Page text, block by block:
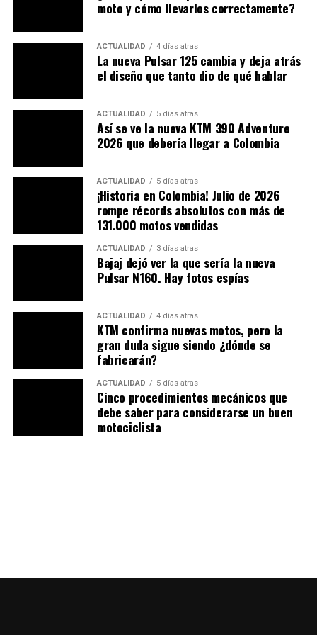
Esta sería las suspensiones de esta
moto
La parte ciclo no desentona. Morbidelli dotó la F352
Horquilla invertida de 41 mm
trasero ajustable) con 5 posiciones de precarga
disco flotante de 300 mm adelante con
pinza de 4 pistonesydisco trasero de 240 mm
ambos con ABSBosch de doble canal
NeumáticosMaxxisde perfil generoso:
110/70‑17 adelantey 150/60‑17 atrás
Además, en el terreno electrónico, la F352 incluye:
Tres modos de conducción:Standard, Sport y
Control de tracción (TCS), que adapta el
comportamiento según el modo seleccionado
TFT de 5 pulgadascon navegación
integrada y conectividad mediante
moto y cómo llevarlos correctamente?
ACTUALIDAD 4 días atras
La nueva Pulsar 125 cambia y deja atrás
el diseño que tanto dio de qué hablar
ACTUALIDAD 5 días atras
Así se ve la nueva KTM 390 Adventure
2026 que debería llegar a Colombia
ACTUALIDAD 5 días atras
¡Historia en Colombia! Julio de 2026
rompe récords absolutos con más de
131.000 motos vendidas
ACTUALIDAD 3 días atras
Bajaj dejó ver la que sería la nueva
Pulsar N160. Hay fotos espías
ACTUALIDAD 4 días atras
KTM confirma nuevas motos, pero la
gran duda sigue siendo ¿dónde se
fabricarán?
ACTUALIDAD 5 días atras
Cinco procedimientos mecánicos que
debe saber para considerarse un buen
motociclista